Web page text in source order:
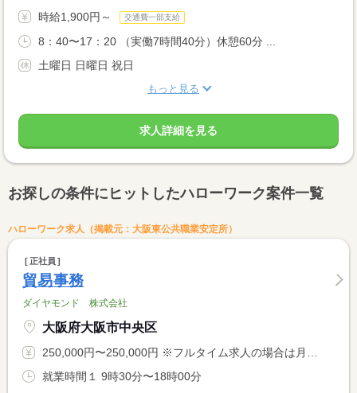
時給1,900円～ 交通費一部支給
8：40〜17：20 （実働7時間40分）休憩60分 ...
土曜日 日曜日 祝日
もっと見る
求人詳細を見る
お探しの条件にヒットしたハローワーク案件一覧
ハローワーク求人（掲載元：大阪東公共職業安定所）
正社員
貿易事務
ダイヤモンド 株式会社
大阪府大阪市中央区
250,000円〜250,000円 ※フルタイム求人の場合は月額（換算額）、パート求人の場合は時間額を表示しています。
就業時間１ 9時30分〜18時00分